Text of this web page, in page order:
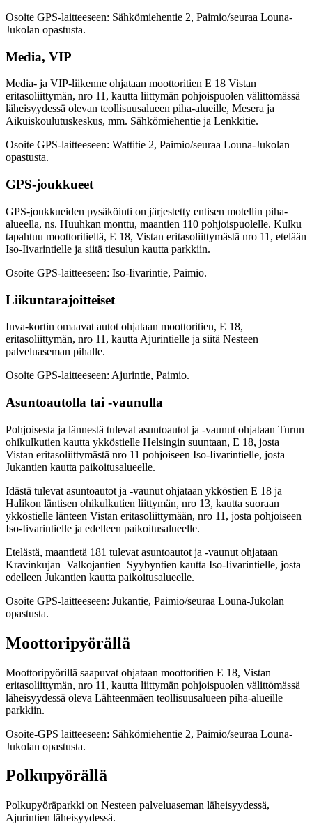
Osoite GPS-laitteeseen: Sähkömiehentie 2, Paimio/seuraa Louna-
Jukolan opastusta.
Media, VIP
Media- ja VIP-liikenne ohjataan moottoritien E 18 Vistan
eritasoliittymän, nro 11, kautta liittymän pohjoispuolen välittömässä
läheisyydessä olevan teollisuusalueen piha-alueille, Mesera ja
Aikuiskoulutuskeskus, mm. Sähkömiehentie ja Lenkkitie.
Osoite GPS-laitteeseen: Wattitie 2, Paimio/seuraa Louna-Jukolan
opastusta.
GPS-joukkueet
GPS-joukkueiden pysäköinti on järjestetty entisen motellin piha-
alueella, ns. Huuhkan monttu, maantien 110 pohjoispuolelle. Kulku
tapahtuu moottoritieltä, E 18, Vistan eritasoliittymästä nro 11, etelään
Iso-Iivarintielle ja siitä tiesulun kautta parkkiin.
Osoite GPS-laitteeseen: Iso-Iivarintie, Paimio.
Liikuntarajoitteiset
Inva-kortin omaavat autot ohjataan moottoritien, E 18,
eritasoliittymän, nro 11, kautta Ajurintielle ja siitä Nesteen
palveluaseman pihalle.
Osoite GPS-laitteeseen: Ajurintie, Paimio.
Asuntoautolla tai -vaunulla
Pohjoisesta ja lännestä tulevat asuntoautot ja -vaunut ohjataan Turun
ohikulkutien kautta ykköstielle Helsingin suuntaan, E 18, josta
Vistan eritasoliittymästä nro 11 pohjoiseen Iso-Iivarintielle, josta
Jukantien kautta paikoitusalueelle.
Idästä tulevat asuntoautot ja -vaunut ohjataan ykköstien E 18 ja
Halikon läntisen ohikulkutien liittymän, nro 13, kautta suoraan
ykköstielle länteen Vistan eritasoliittymään, nro 11, josta pohjoiseen
Iso-Iivarintielle ja edelleen paikoitusalueelle.
Etelästä, maantietä 181 tulevat asuntoautot ja -vaunut ohjataan
Kravinkujan–Valkojantien–Syybyntien kautta Iso-Iivarintielle, josta
edelleen Jukantien kautta paikoitusalueelle.
Osoite GPS-laitteeseen: Jukantie, Paimio/seuraa Louna-Jukolan
opastusta.
Moottoripyörällä
Moottoripyörillä saapuvat ohjataan moottoritien E 18, Vistan
eritasoliittymän, nro 11, kautta liittymän pohjoispuolen välittömässä
läheisyydessä oleva Lähteenmäen teollisuusalueen piha-alueille
parkkiin.
Osoite-GPS laitteeseen: Sähkömiehentie 2, Paimio/seuraa Louna-
Jukolan opastusta.
Polkupyörällä
Polkupyöräparkki on Nesteen palveluaseman läheisyydessä,
Ajurintien läheisyydessä.